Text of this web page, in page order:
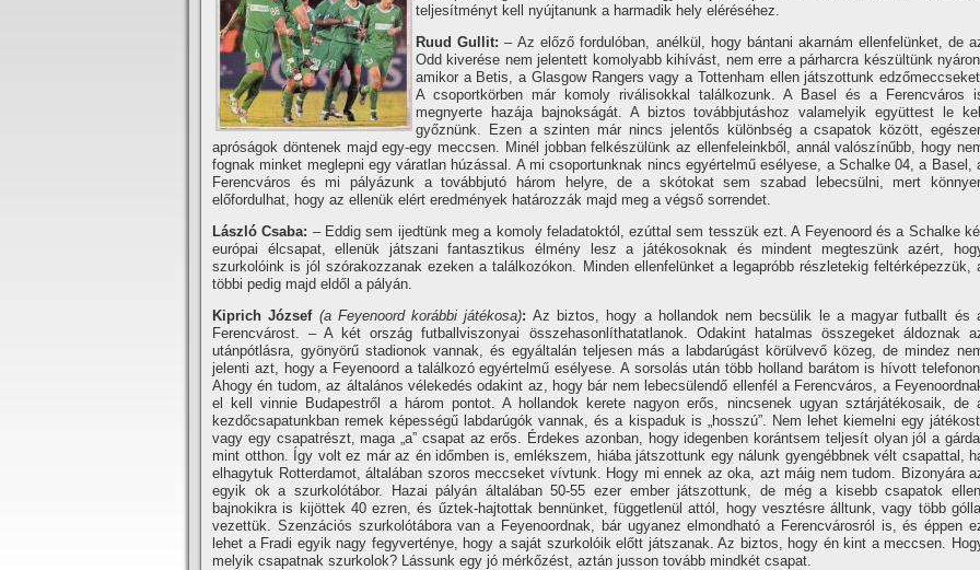
teljesí­tményt kell nyújtanunk a harmadik hely eléréséhez.
Ruud Gullit: – Az előző fordulóban, anélkül, hogy bántani akarnám ellenfelünket, de
Odd kiverése nem jelentett komolyabb kihí­vást, nem erre a párharcra készültünk
amikor a Betis, a Glasgow Rangers vagy a Tottenham ellen játszottunk
A csoportkörben már komoly riválisokkal találkozunk. A Basel és a Ferencváros
megnyerte hazája bajnokságát. A biztos továbbjutáshoz valamelyik együttest le kell
győznünk. Ezen a szinten már nincs jelentős különbség a csapatok között,
apróságok döntenek majd egy-egy meccsen. Minél jobban felkészülünk az ellenfeleinkből, annál valószí­nűbb, hogy
fognak minket meglepni egy váratlan húzással. A mi csoportunknak nincs egyértelmű esélyese, a Schalke 04, a Basel,
Ferencváros és mi pályázunk a továbbjutó három helyre, de a skótokat sem szabad lebecsülni, mert
előfordulhat, hogy az ellenük elért eredmények határozzák majd meg a végső sorrendet.
László Csaba: – Eddig sem ijedtünk meg a komoly feladatoktól, ezúttal sem tesszük ezt. A Feyenoord és a Schalke
európai élcsapat, ellenük játszani fantasztikus élmény lesz a játékosoknak és mindent megteszünk azért,
szurkolóink is jól szórakozzanak ezeken a találkozókon. Minden ellenfelünket a legapróbb részletekig feltérképezzük,
többi pedig majd eldől a pályán.
Kiprich József (a Feyenoord korábbi játékosa): Az biztos, hogy a hollandok nem becsülik le a magyar futballt és
Ferencvárost. – A két ország futballviszonyai összehasonlí­thatatlanok. Odakint hatalmas összegeket áldoznak
utánpótlásra, gyönyörű stadionok vannak, és egyáltalán teljesen más a labdarúgást körülvevő közeg, de mindez
jelenti azt, hogy a Feyenoord a találkozó egyértelmű esélyese. A sorsolás után több holland barátom is hí­vott
Ahogy én tudom, az általános vélekedés odakint az, hogy bár nem lebecsülendő ellenfél a Ferencváros, a
el kell vinnie Budapestről a három pontot. A hollandok kerete nagyon erős, nincsenek ugyan sztárjátékosaik, de
kezdőcsapatunkban remek képességű labdarúgók vannak, és a kispaduk is „hosszú”. Nem lehet kiemelni egy
vagy egy csapatrészt, maga „a” csapat az erős. Érdekes azonban, hogy idegenben korántsem teljesí­t olyan jól a
mint otthon. Így volt ez már az én időmben is, emlékszem, hiába játszottunk egy nálunk gyengébbnek vélt csapattal,
elhagytuk Rotterdamot, általában szoros meccseket ví­vtunk. Hogy mi ennek az oka, azt máig nem tudom. Bizonyára
egyik ok a szurkolótábor. Hazai pályán általában 50-55 ezer ember játszottunk, de még a kisebb csapatok
bajnokikra is kijöttek 40 ezren, és űztek-hajtottak bennünket, függetlenül attól, hogy vesztésre álltunk, vagy több
vezettük. Szenzációs szurkolótábora van a Feyenoordnak, bár ugyanez elmondható a Ferencvárosról is, és éppen
lehet a Fradi egyik nagy fegyverténye, hogy a saját szurkolóik előtt játszanak. Az biztos, hogy én kint a meccsen.
melyik csapatnak szurkolok? Lássunk egy jó mérkőzést, aztán jusson tovább mindkét csapat.